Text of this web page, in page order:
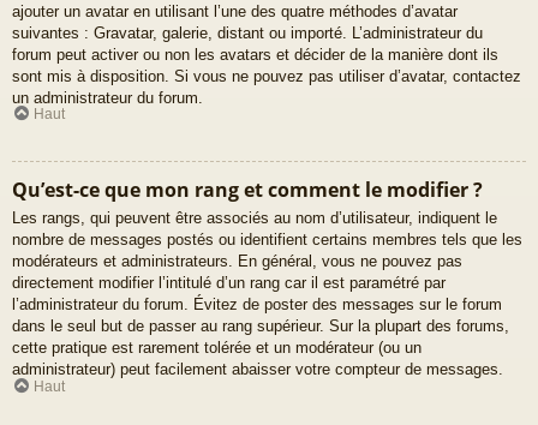
ajouter un avatar en utilisant l’une des quatre méthodes d’avatar
suivantes : Gravatar, galerie, distant ou importé. L’administrateur du
forum peut activer ou non les avatars et décider de la manière dont ils
sont mis à disposition. Si vous ne pouvez pas utiliser d’avatar, contactez
un administrateur du forum.
Haut
Qu’est-ce que mon rang et comment le modifier ?
Les rangs, qui peuvent être associés au nom d’utilisateur, indiquent le
nombre de messages postés ou identifient certains membres tels que les
modérateurs et administrateurs. En général, vous ne pouvez pas
directement modifier l’intitulé d’un rang car il est paramétré par
l’administrateur du forum. Évitez de poster des messages sur le forum
dans le seul but de passer au rang supérieur. Sur la plupart des forums,
cette pratique est rarement tolérée et un modérateur (ou un
administrateur) peut facilement abaisser votre compteur de messages.
Haut